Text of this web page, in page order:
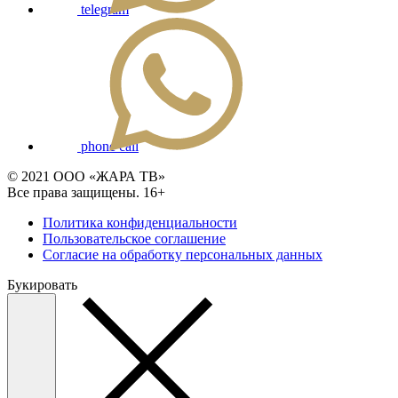
telegram
phone call
© 2021 ООО «ЖАРА ТВ»
Все права защищены. 16+
Политика конфиденциальности
Пользовательское соглашение
Согласие на обработку персональных данных
Букировать